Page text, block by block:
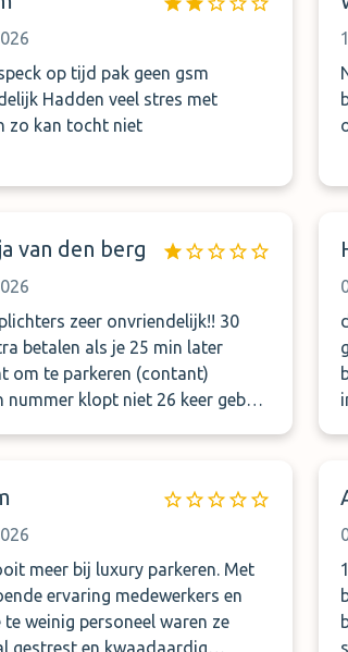
von LUX Park angesprochen,
diese Runde dann ohne mich
und ich musste insgesamt
Stunden warten, bis ich zu
kam. Heute sitze ich hier mit
und am Auto war kein
Das sollte man vielleicht mit
Sie das Auto nicht bekleben
und für was der Fahrer fährt,
so schwer sein.
op tijd pak geen gsm
stres met
kinderen zo kan tocht niet
van den berg
zeer onvriendelijk!! 30
betalen als je 25 min later
om te parkeren (contant)
nummer klopt niet 26 keer gebeld
na 45 min. Zouden geld terug
die 30 euro onterecht was
parkmundo maar bij aankomst
niks en hij snapte er allemaal
wilde ook de email niet lezen die
heb van Parkmundo. Werd er
meer bij luxury parkeren. Met
ervaring medewerkers en
weinig personeel waren ze
gestrest en kwaadaardig